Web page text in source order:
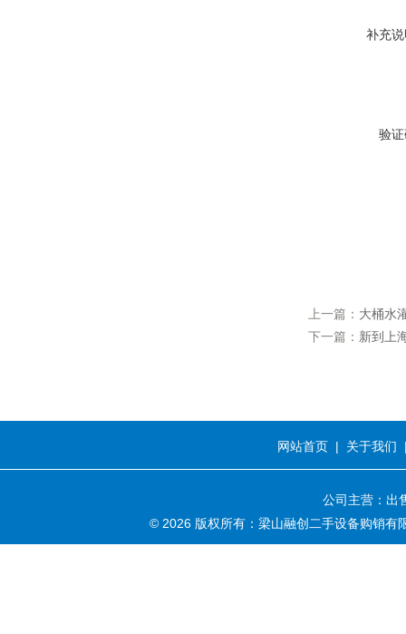
补充
验
上一篇： 大桶水
下一篇： 新到上
网站首页 | 关于我们
公司主营：出
© 2026 版权所有：梁山融创二手设备购销